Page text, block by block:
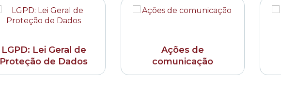
LGPD: Lei Geral de
Proteção de Dados
Ações de
comunicação